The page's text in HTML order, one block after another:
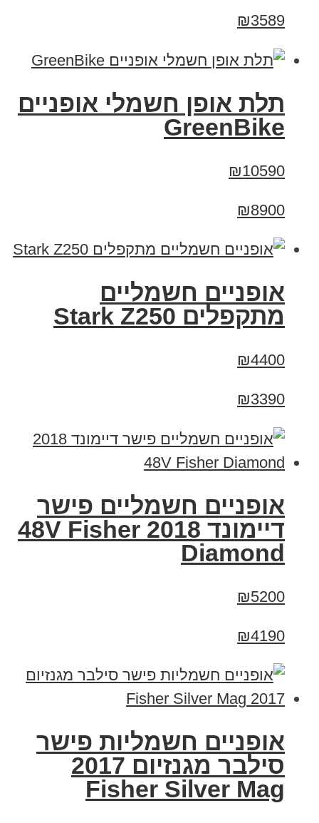
₪3589
תלת אופן חשמלי אופניים
GreenBike
₪10590
₪8900
‏אופניים חשמליים
‏מתקפלים Stark Z250
₪4400
₪3390
אופניים חשמליים פישר
דיימונד 2018 48V Fisher
Diamond
₪5200
₪4190
אופניים חשמליות פישר
סילבר מגנזיום 2017
Fisher Silver Mag